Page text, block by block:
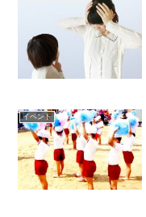
イベント